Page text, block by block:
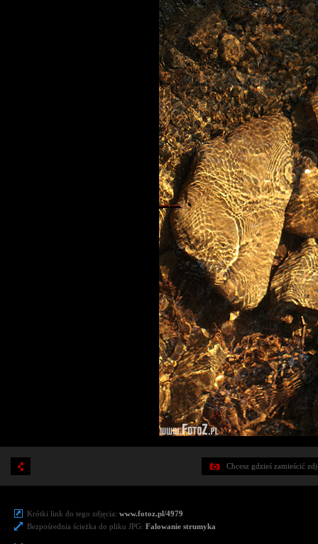
Chcesz gdzieś zamieścić
Krótki link do tego zdjęcia: www.fotoz.pl/4979
Bezpośrednia ścieżka do pliku JPG: Falowanie strumyka